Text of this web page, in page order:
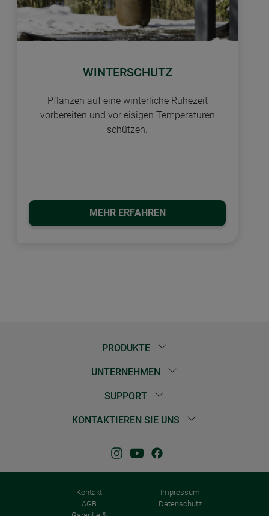
WINTERSCHUTZ
Pflanzen auf eine winterliche Ruhezeit
vorbereiten und vor eisigen Temperaturen
schützen.
MEHR ERFAHREN
PRODUKTE
UNTERNEHMEN
SUPPORT
KONTAKTIEREN SIE UNS
Kontakt
Impressum
AGB
Datenschutz